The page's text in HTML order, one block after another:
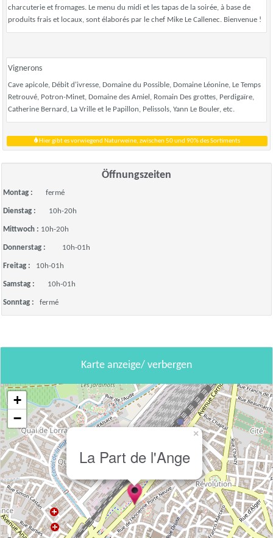
charcuterie et fromages. Le menu du midi et les tapas de la soirée, à base de
produits frais et locaux, sont élaborés par le chef Mike Le Callenec. Bienvenue !
Vignerons
Cave apicole, Débit d'ivresse, Domaine du Possible, Domaine Léonine, Le Temps
Retrouvé, Potron-Minet, Domaine des Amiel, Romain Des grottes, Perdigaïre,
Catherine Bernard, La Vrille et le Papillon, Pelissols, Yann Le Bouler, etc.
Hier gibt es vorwiegend Naturweine, zwischen 50 und 90% des Sortiments
Öffnungszeiten
Montag : fermé
Dienstag : 10h-20h
Mittwoch : 10h-20h
Donnerstag : 10h-01h
Freitag : 10h-01h
Samstag : 10h-01h
Sonntag : fermé
Karte anzeige/ verbergen
La Part de l'Ange
×
+
−